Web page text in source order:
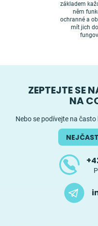
základem
něm
ochranné a
mít jich
ZEPTEJTE SE
NA
Nebo se podívejte na